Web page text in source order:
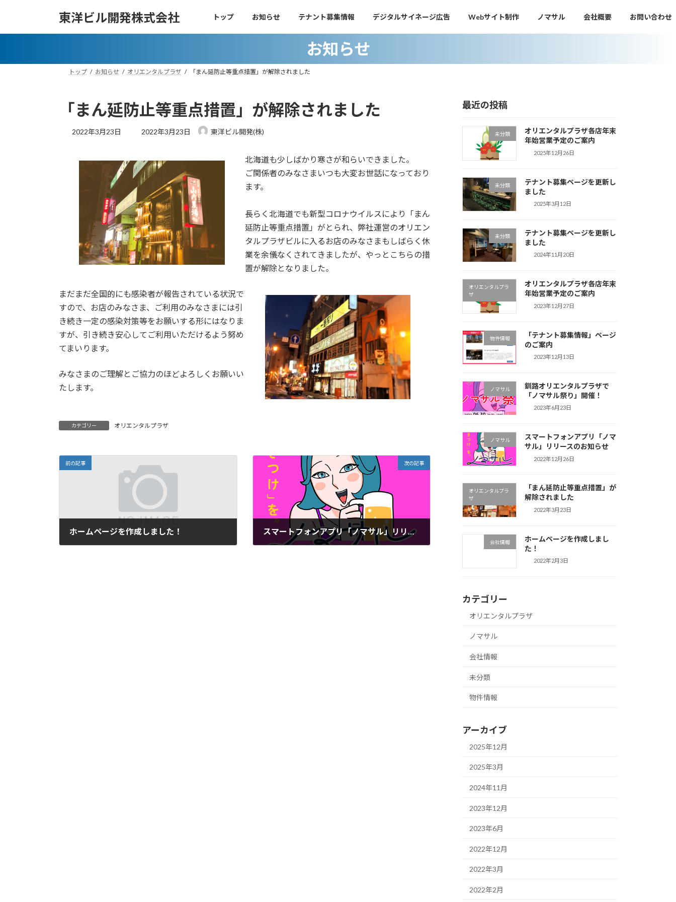
へ
ョ
東洋ビル開発株式会社 トップ お知らせ テナント募集情報 デジタルサイネージ広告 Webサイト制作 ノマサル 会社概要 お問い合わせ
お知らせ
トップ お知らせ オリエンタルプラザ 「まん延防止等重点措置」が解除されました
「まん延防止等重点措置」が解除されました
2022年3月23日
最
新
日
時
2022年3月23日 東洋ビル開発(株)
北海道も少しばかり寒さが和らいできました。
ご関係者のみなさまいつも大変お世話になっており
ます。
長らく北海道でも新型コロナウイルスにより「まん
延防止等重点措置」がとられ、弊社運営のオリエン
タルプラザビルに入るお店のみなさまもしばらく休
業を余儀なくされてきましたが、やっとこちらの措
置が解除となりました。
まだまだ全国的にも感染者が報告されている状況で
すので、お店のみなさま、ご利用のみなさまには引
き続き一定の感染対策等をお願いする形にはなりま
すが、引き続き安心してご利用いただけるよう努め
てまいります。
みなさまのご理解とご協力のほどよろしくお願いい
たします。
カテゴリー オリエンタルプラザ
前の記事
ホームページを作成しました！
次の記事
スマートフォンアプリ「ノマサル」リリースのお知らせ
最近の投稿
未分類
オリエンタルプラザ各店年末
年始営業予定のご案内
2025年12月26日
未分類
テナント募集ページを更新し
ました
2025年3月12日
未分類
テナント募集ページを更新し
ました
2024年11月20日
オリエンタルプラ
ザ
オリエンタルプラザ各店年末
年始営業予定のご案内
2023年12月27日
物件情報
「テナント募集情報」ページ
のご案内
2023年12月13日
ノマサル
釧路オリエンタルプラザで
「ノマサル祭り」開催！
2023年6月23日
ノマサル
スマートフォンアプリ「ノマ
サル」リリースのお知らせ
2022年12月26日
オリエンタルプラ
ザ
「まん延防止等重点措置」が
解除されました
2022年3月23日
会社情報
ホームページを作成しまし
た！
2022年2月3日
カテゴリー
オリエンタルプラザ
ノマサル
会社情報
未分類
物件情報
アーカイブ
2025年12月
2025年3月
2024年11月
2023年12月
2023年6月
2022年12月
2022年3月
2022年2月